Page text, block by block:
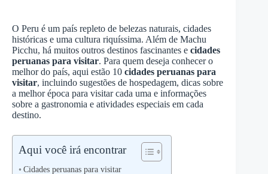
O Peru é um país repleto de belezas naturais, cidades
históricas e uma cultura riquíssima. Além de Machu
Picchu, há muitos outros destinos fascinantes e cidades
peruanas para visitar. Para quem deseja conhecer o
melhor do país, aqui estão 10 cidades peruanas para
visitar, incluindo sugestões de hospedagem, dicas sobre
a melhor época para visitar cada uma e informações
sobre a gastronomia e atividades especiais em cada
destino.
Aqui você irá encontrar
Cidades peruanas para visitar